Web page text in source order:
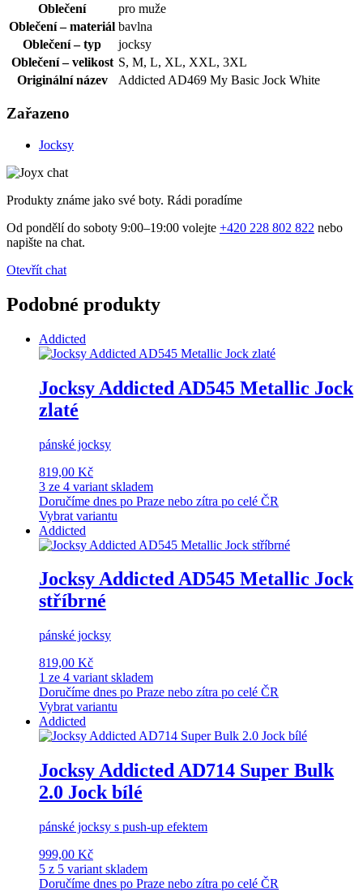
Oblečení
pro muže
Oblečení – materiál bavlna
Oblečení – typ
jocksy
Oblečení – velikost S, M, L, XL, XXL, 3XL
Originální název
Addicted AD469 My Basic Jock White
Zařazeno
Jocksy
Produkty známe jako své boty. Rádi poradíme
Od pondělí do soboty 9:00–19:00 volejte +420 228 802 822 nebo
napište na chat.
Otevřít chat
Podobné produkty
Addicted
Jocksy Addicted AD545 Metallic Jock
zlaté
pánské jocksy
819,00 Kč
3 ze 4 variant skladem
Doručíme dnes po Praze nebo zítra po celé ČR
Vybrat variantu
Addicted
Jocksy Addicted AD545 Metallic Jock
stříbrné
pánské jocksy
819,00 Kč
1 ze 4 variant skladem
Doručíme dnes po Praze nebo zítra po celé ČR
Vybrat variantu
Addicted
Jocksy Addicted AD714 Super Bulk
2.0 Jock bílé
pánské jocksy s push-up efektem
999,00 Kč
5 z 5 variant skladem
Doručíme dnes po Praze nebo zítra po celé ČR